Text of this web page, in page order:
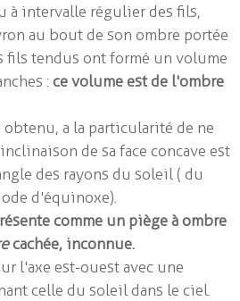
#02
à intervalle régulier des fils,
au bout de son ombre portée
fils tendus ont formé un volume
: ce volume est de l'ombre
a la particularité de ne
de sa face concave est
des rayons du soleil ( du
d'équinoxe).
comme un piège à ombre
cachée, inconnue.
l'axe est-ouest avec une
celle du soleil dans le ciel.